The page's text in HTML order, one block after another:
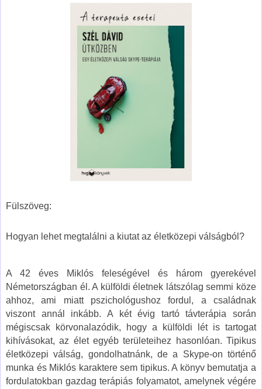
Fülszöveg:
Hogyan ​lehet megtalálni a kiutat az életközepi válságból?
A 42 éves Miklós feleségével és három gyerekével
Németországban él. A külföldi életnek látszólag semmi köze
ahhoz, ami miatt pszichológushoz fordul, a családnak
viszont annál inkább. A két évig tartó távterápia során
mégiscsak körvonalazódik, hogy a külföldi lét is tartogat
kihívásokat, az élet egyéb területeihez hasonlóan. Tipikus
életközepi válság, gondolhatnánk, de a Skype-on történő
munka és Miklós karaktere sem tipikus. A könyv bemutatja a
fordulatokban gazdag terápiás folyamatot, amelynek végére